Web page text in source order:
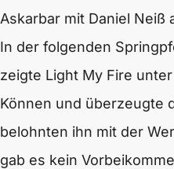
Askarbar mit Daniel Neiß
In der folgenden
zeigte Light My Fire
Können und überzeugte
belohnten ihn mit der
gab es kein